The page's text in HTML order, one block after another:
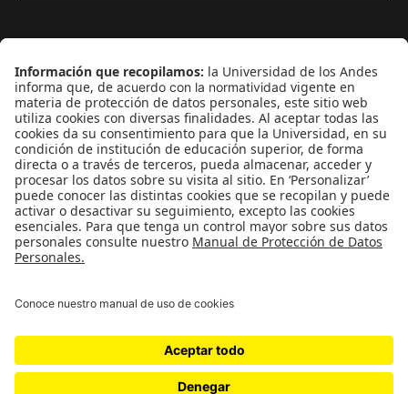
Podcasts
Ediciones especiales
Proyectos 070
SÍGUENOS
¿Quieres escribir en 070?
cerosetenta@uniandes.edu.co